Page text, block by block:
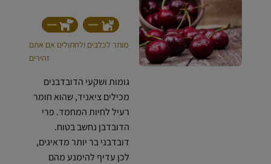
מותר לכלבים ולחתולים אם אתם
זהירים
גומות ושקעי הדובדבנים
מכילים ציאניד, שהוא חומר
רעיל לחיות המחמד. פרי
הדובדבן נחשב בטוח.
דובדבני בר יותר מדאיגים,
לכן עדיף להימנע מהם